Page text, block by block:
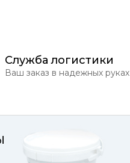
Служба логистики
Ваш заказ в надежных руках